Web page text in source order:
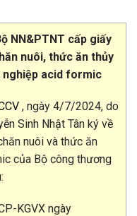
NN&PTNT cấp giấy
nuôi, thức ăn thủy
nghiệp acid formic
, ngày 4/7/2024, do
Sinh Nhật Tân ký về
nuôi và thức ăn
của Bộ công thương
KGVX ngày